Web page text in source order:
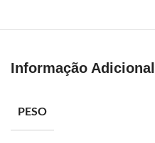
Informação Adicional
PESO